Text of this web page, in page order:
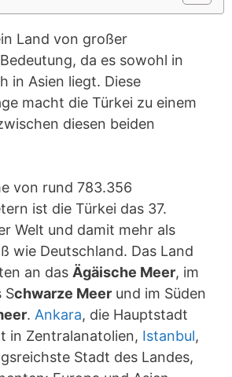
Land von großer
da es sowohl in
in Asien liegt. Diese
macht die Türkei zu einem
diesen beiden
von rund 783.356
ist die Türkei das 37.
Welt und damit mehr als
wie Deutschland. Das Land
an das Ägäische Meer, im
Schwarze Meer und im Süden
. Ankara, die Hauptstadt
in Zentralanatolien, Istanbul,
Stadt des Landes,